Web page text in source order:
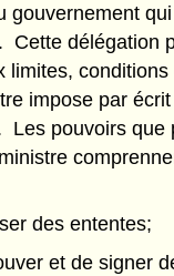
gouvernement
Cette délégation
limites,
impose par
Les pouvoirs que
des ententes;
et de signer